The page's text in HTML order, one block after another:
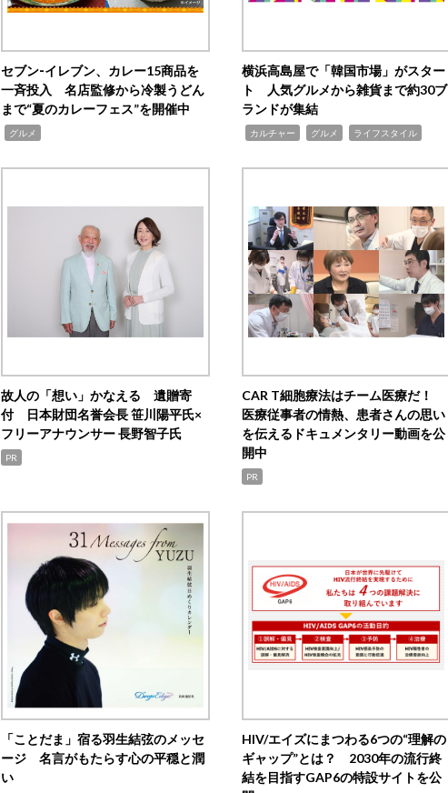
セブン‐イレブン、カレー15商品を
一斉投入 名店監修から冷製うどん
まで“夏のカレーフェス”を開催中
グルメ
横浜高島屋で「韓国市場」がスター
ト 人気グルメから雑貨まで約30ブ
ランドが集結
カルチャー グルメ ライフスタイル
故人の「想い」かなえる 遺贈寄
付 日本財団名誉会長 笹川陽平氏×
フリーアナウンサー 長野智子氏
PR
CAR T細胞療法はチーム医療だ！
医療従事者の情熱、患者さんの思い
を伝えるドキュメンタリー動画を公
開中
PR
「ことだま」宿る羽生結弦のメッセ
ージ 名言がもたらす心の平穏と潤
い
HIV/エイズにまつわる6つの“理解の
ギャップ”とは？ 2030年の流行終
結を目指すGAP6の特設サイトを公